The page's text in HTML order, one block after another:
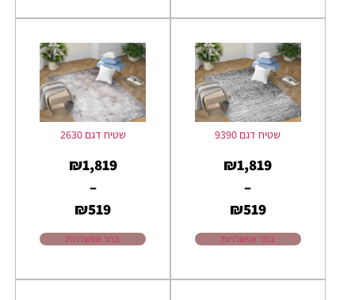
שטיח דגם 9390
₪519
–
₪1,819
בחר אפשרויות
שטיח דגם 2630
₪519
–
₪1,819
בחר אפשרויות